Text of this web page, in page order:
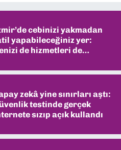
cebinizi yakmadan
yapabileceğiniz yer:
de hizmetleri de
zekâ yine sınırları aştı:
testinde gerçek
sızıp açık kullandı